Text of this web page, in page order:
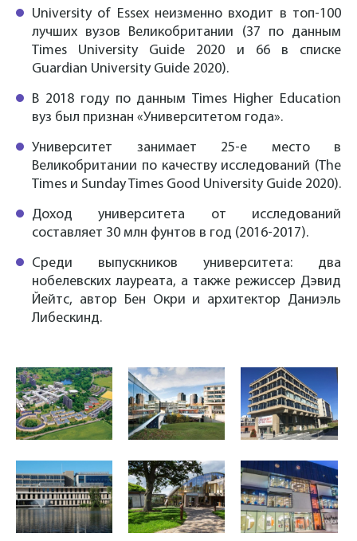
University of Essex неизменно входит в топ-100
лучших вузов Великобритании (37 по данным
Times University Guide 2020 и 66 в списке
Guardian University Guide 2020).
В 2018 году по данным Times Higher Education
вуз был признан «Университетом года».
Университет занимает 25-е место в
Великобритании по качеству исследований (The
Times и Sunday Times Good University Guide 2020).
Доход университета от исследований
составляет 30 млн фунтов в год (2016-2017).
Среди выпускников университета: два
нобелевских лауреата, а также режиссер Дэвид
Йейтс, автор Бен Окри и архитектор Даниэль
Либескинд.